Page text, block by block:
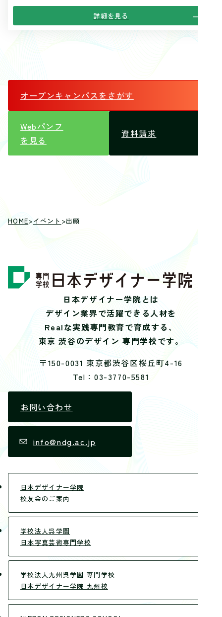
詳細を見る
オープンキャンパスをさがす
Webパンフ
を見る
資料請求
HOME>イベント >出願
日本デザイナー学院とは
デザイン業界で活躍できる人材を
Realな実践専門教育で育成する、
東京 渋谷のデザイン 専門学校です。
〒150-0031 東京都渋谷区桜丘町4-16
Tel：03-3770-5581
お問い合わせ
info@ndg.ac.jp
日本デザイナー学院
校友会のご案内
学校法人呉学園
日本写真芸術専門学校
学校法人九州呉学園 専門学校
日本デザイナー学院 九州校